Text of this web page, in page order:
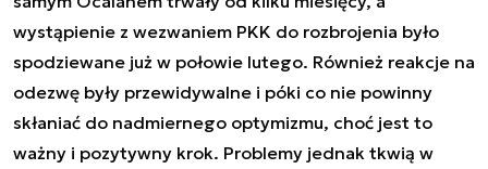
wystąpienie z wezwaniem PKK do rozbrojenia było
spodziewane już w połowie lutego. Również reakcje na
odezwę były przewidywalne i póki co nie powinny
skłaniać do nadmiernego optymizmu, choć jest to
ważny i pozytywny krok. Problemy jednak tkwią w